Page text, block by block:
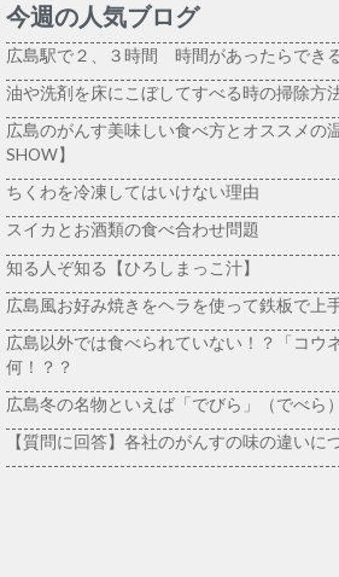
今週の人気ブログ
広島駅で２、３時間 時間があったらでき
油や洗剤を床にこぼしてすべる時の掃除方
広島のがんす美味しい食べ方とオススメの
SHOW】
ちくわを冷凍してはいけない理由
スイカとお酒類の食べ合わせ問題
知る人ぞ知る【ひろしまっこ汁】
広島風お好み焼きをヘラを使って鉄板で上
広島以外では食べられていない！？「コウ
何！？？
広島冬の名物といえば「でびら」（でべら）
【質問に回答】各社のがんすの味の違いに